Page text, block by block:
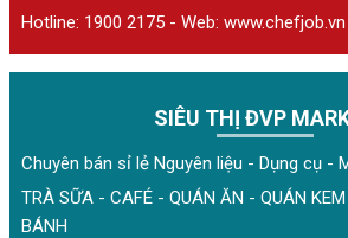
Hotline: 1900 2175 - Web: www.chefjob.vn
SIÊU THỊ ĐVP
Chuyên bán sỉ lẻ Nguyên liệu - Dụng cụ -
TRÀ SỮA - CAFÉ - QUÁN ĂN - QUÁN
BÁNH